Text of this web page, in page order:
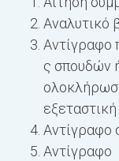
Αναλυτικό
Αντίγραφο
ς σπουδών
Αντίγραφο
Αντίγραφο